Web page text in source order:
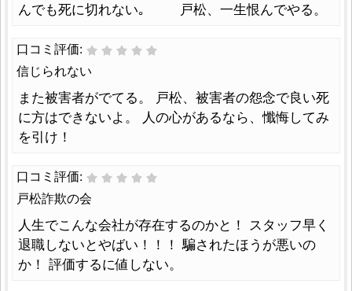
んでも死に切れない｡ 戸松、一生恨んでやる。
口コミ評価:
信じられない
また被害者がでてる。 戸松、被害者の怨念で良い死
に方はできないよ。 人の心があるなら、懺悔してみ
を引け！
口コミ評価:
戸松詐欺の会
人生でこんな会社が存在するのかと！ スタッフ早く
退職しないとやばい！！！ 騙されたほうが悪いの
か！ 評価するに値しない。